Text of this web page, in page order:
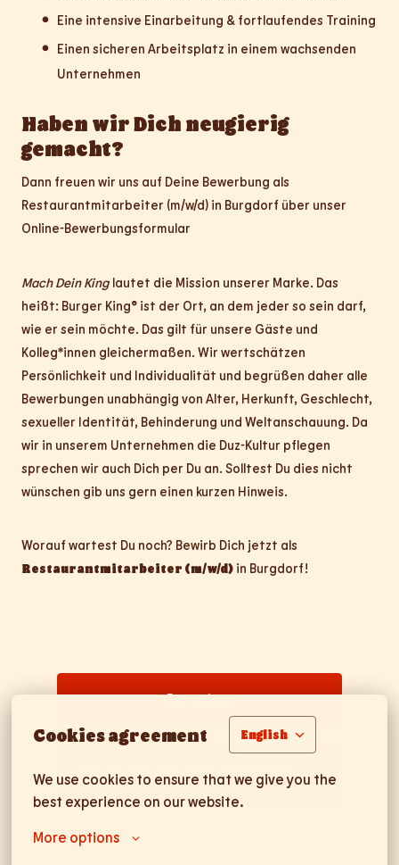
Cookies agreement English
We use cookies to ensure that we give you the
best experience on our website.
More options
Eine intensive Einarbeitung & fortlaufendes Training
Einen sicheren Arbeitsplatz in einem wachsenden
Unternehmen
Haben wir Dich neugierig
gemacht?
Dann freuen wir uns auf Deine Bewerbung als
Restaurantmitarbeiter (m/w/d) in Burgdorf über unser
Online-Bewerbungsformular
Mach Dein King lautet die Mission unserer Marke. Das
heißt: Burger King® ist der Ort, an dem jeder so sein darf,
wie er sein möchte. Das gilt für unsere Gäste und
Kolleg*innen gleichermaßen. Wir wertschätzen
Persönlichkeit und Individualität und begrüßen daher alle
Bewerbungen unabhängig von Alter, Herkunft, Geschlecht,
sexueller Identität, Behinderung und Weltanschauung. Da
wir in unserem Unternehmen die Duz-Kultur pflegen
sprechen wir auch Dich per Du an. Solltest Du dies nicht
wünschen gib uns gern einen kurzen Hinweis.
Worauf wartest Du noch? Bewirb Dich jetzt als
Restaurantmitarbeiter (m/w/d) in Burgdorf!
Bewerben
Mit WhatsApp bewerben